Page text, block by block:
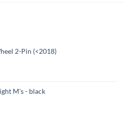
2-Pin (<2018)
M's - black